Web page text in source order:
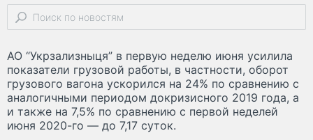
АО “Укрзализныця” в первую неделю июня усилила
показатели грузовой работы, в частности, оборот
грузового вагона ускорился на 24% по сравнению с
аналогичными периодом докризисного 2019 года, а
и также на 7,5% по сравнению с первой неделей
июня 2020-го — до 7,17 суток.